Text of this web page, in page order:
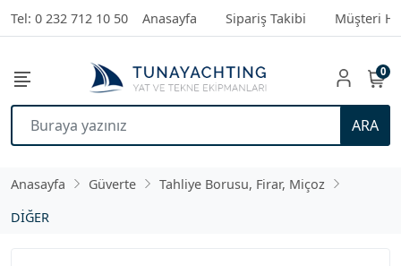
Tel: 0 232 712 10 50 Anasayfa Sipariş Takibi Müşteri
ARA
0
Anasayfa Güverte
Tahliye Borusu, Firar, Miçoz
DİĞER